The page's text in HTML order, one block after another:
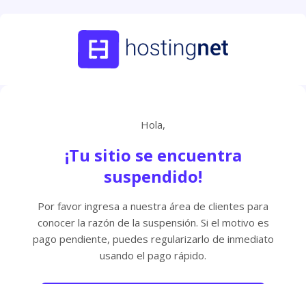
Hola,
¡Tu sitio se encuentra
suspendido!
Por favor ingresa a nuestra área de clientes para
conocer la razón de la suspensión. Si el motivo es
pago pendiente, puedes regularizarlo de inmediato
usando el pago rápido.